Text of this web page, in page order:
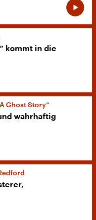
kommt in die
Ghost Story“
wahrhaftig